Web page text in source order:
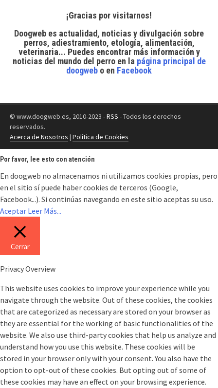
¡Gracias por visitarnos!
Doogweb es actualidad, noticias y divulgación sobre
perros, adiestramiento, etología, alimentación,
veterinaria... Puedes encontrar más información y
noticias del mundo del perroen la página principal de
doogweb o en Facebook
© www.doogweb.es, 2010-2023 -RSS - Todos los derechos
reservados.
Acerca de Nosotros | Política de Cookies
Por favor, lee esto con atención
En doogweb no almacenamos ni utilizamos cookies propias, pero
en el sitio sí puede haber cookies de terceros (Google,
Facebook...). Si continúas navegando en este sitio aceptas su uso.
Aceptar Leer Más...
Cerrar
Privacy Overview
This website uses cookies to improve your experience while you
navigate through the website. Out of these cookies, the cookies
that are categorized as necessary are stored on your browser as
they are essential for the working of basic functionalities of the
website. We also use third-party cookies that help us analyze and
understand how you use this website. These cookies will be
stored in your browser only with your consent. You also have the
option to opt-out of these cookies. But opting out of some of
these cookies may have an effect on your browsing experience.